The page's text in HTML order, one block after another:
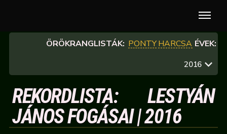
ÖRÖKRANGLISTÁK: PONTYHARCSA ÉVEK:
2016
REKORDLISTA: LESTYÁN
JÁNOS FOGÁSAI | 2016